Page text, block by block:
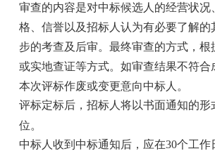
审查的内容是对中标候选人的经营状况
格、信誉以及招标人认为有必要了解的
步的考查及后审。最终审查的方式，根
或实地查证等方式。如审查结果不符合
本次评标作废或变更意向中标人。
评标定标后，招标人将以书面通知的形
位。
中标人收到中标通知后，应在30个工作